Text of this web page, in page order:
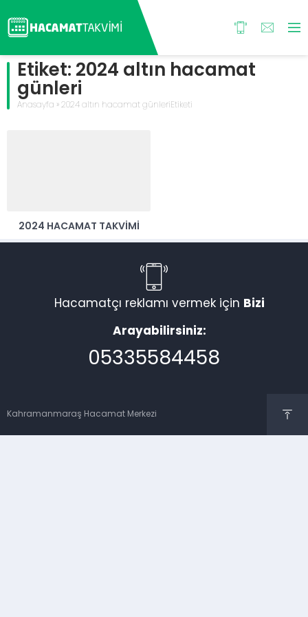
Etiket: 2024 altın hacamat
günleri
Anasayfa » 2024 altın hacamat günleriEtiketi
2024 HACAMAT TAKVIMI
Hacamatçı reklamı vermek için Bizi
Arayabilirsiniz:
05335584458
Kahramanmaraş Hacamat Merkezi